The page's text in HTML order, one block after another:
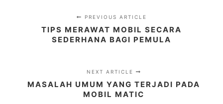
PREVIOUS ARTICLE
TIPS MERAWAT MOBIL SECARA
SEDERHANA BAGI PEMULA
NEXT ARTICLE
MASALAH UMUM YANG TERJADI PADA
MOBIL MATIC